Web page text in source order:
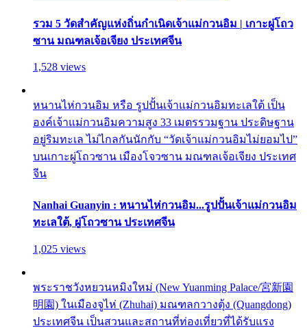
รวม 5 วัดสำคัญแห่งถิ่นกำเนิดเจ้าแม่กวนอิม | เกาะผู่โถว
ซาน มณฑลเจ้อเจียง ประเทศจีน
1,528 views
หนานไห่กวนอิม หรือ รูปปั้นเจ้าแม่กวนอิมทะเลใต้ เป็น
องค์เจ้าแม่กวนอิมความสูง 33 เมตรรวมฐาน ประดิษฐาน
อยู่ริมทะเล ไม่ไกลกันนักกับ “วัดเจ้าแม่กวนอิมไม่ยอมไป”
บนเกาะผู่โถวซาน เมืองโจวซาน มณฑลเจ้อเจียง ประเทศ
จีน
Nanhai Guanyin : หนานไห่กวนอิม...รูปปั้นเจ้าแม่กวนอิม
ทะเลใต้, ผู่โถวซาน ประเทศจีน
1,025 views
พระราชวังหยวนหมิงใหม่ (New Yuanming Palace/宮新園
明園) ในเมืองจูไห่ (Zhuhai) มณฑลกวางตุ้ง (Quangdong)
ประเทศจีน เป็นสวนและสถานที่ท่องเที่ยวที่ได้รับแรง